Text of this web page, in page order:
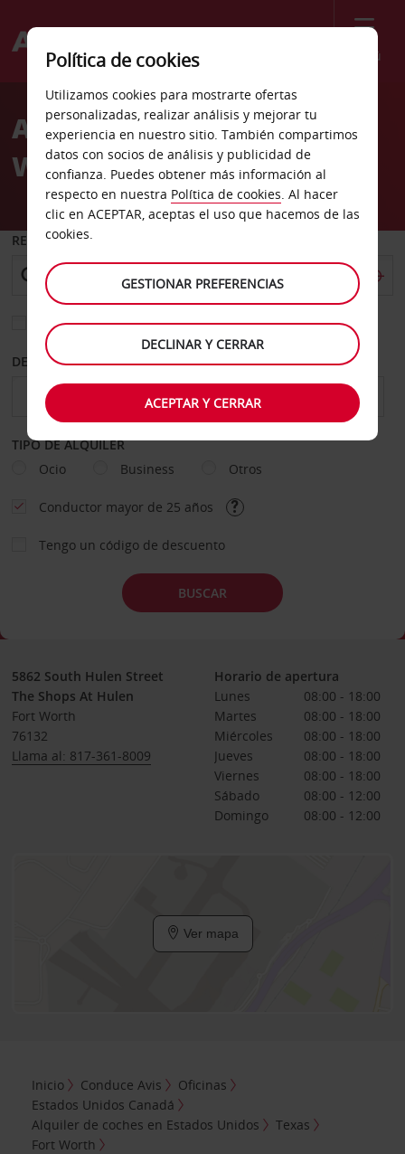
Menú
Welcome
AvisAlquiler de coches Ft
Worth Sears Hulen Mall
RECOGER EN
Elegir otra oficina de devolución
DESDE HASTA
TIPO DE ALQUILER
Ocio
Business Otros
Conductor mayor de 25 años
Tengo un código de descuento
BUSCAR
5862 South Hulen Street
The Shops At Hulen
Fort Worth
76132
Llama al: 817-361-8009
Horario de apertura
Lunes
08:00 - 18:00
Martes
08:00 - 18:00
Miércoles
08:00 - 18:00
Jueves
08:00 - 18:00
Viernes
08:00 - 18:00
Sábado
08:00 - 12:00
Domingo
08:00 - 12:00
Ver mapa
Inicio Conduce Avis
Oficinas
Estados Unidos Canadá
Alquiler de coches en Estados Unidos
Texas
Fort Worth
Política de cookies
Utilizamos cookies para mostrarte ofertas
personalizadas, realizar análisis y mejorar tu
experiencia en nuestro sitio. También compartimos
datos con socios de análisis y publicidad de
confianza. Puedes obtener más información al
respecto en nuestra Política de cookies. Al hacer
clic en ACEPTAR, aceptas el uso que hacemos de las
cookies.
GESTIONAR PREFERENCIAS
DECLINAR Y CERRAR
ACEPTAR Y CERRAR